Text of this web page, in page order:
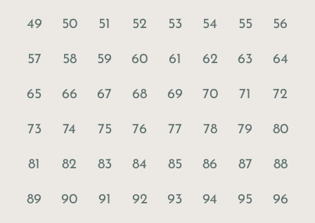
49 50 51 52 53 54 55 56
57 58 59 60 61 62 63 64
65 66 67 68 69 70 71 72
73 74 75 76 77 78 79 80
81 82 83 84 85 86 87 88
89 90 91 92 93 94 95 96